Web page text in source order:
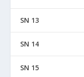
SN 13
SN 14
SN 15